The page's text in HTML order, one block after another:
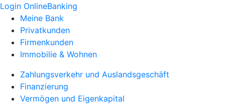
Login OnlineBanking
Meine Bank
Privatkunden
Firmenkunden
Immobilie & Wohnen
Zahlungsverkehr und Auslandsgeschäft
Finanzierung
Vermögen und Eigenkapital